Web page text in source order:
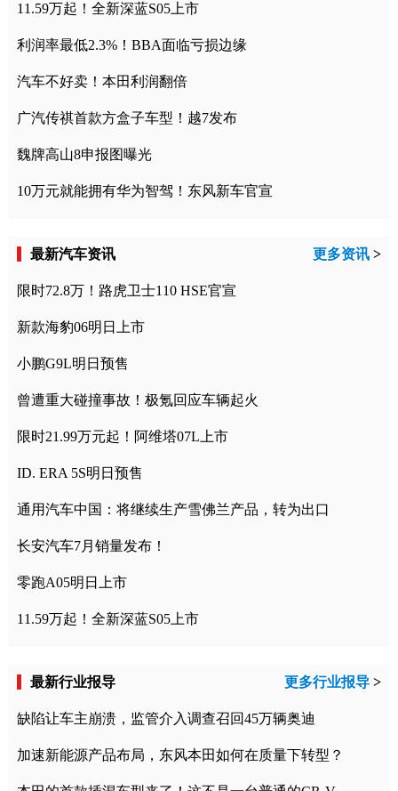
11.59万起！全新深蓝S05上市
利润率最低2.3%！BBA面临亏损边缘
汽车不好卖！本田利润翻倍
广汽传祺首款方盒子车型！越7发布
魏牌高山8申报图曝光
10万元就能拥有华为智驾！东风新车官宣
最新汽车资讯 更多资讯 >
限时72.8万！路虎卫士110 HSE官宣
新款海豹06明日上市
小鹏G9L明日预售
曾遭重大碰撞事故！极氪回应车辆起火
限时21.99万元起！阿维塔07L上市
ID. ERA 5S明日预售
通用汽车中国：将继续生产雪佛兰产品，转为出口
长安汽车7月销量发布！
零跑A05明日上市
11.59万起！全新深蓝S05上市
最新行业报导 更多行业报导 >
缺陷让车主崩溃，监管介入调查召回45万辆奥迪
加速新能源产品布局，东风本田如何在质量下转型？